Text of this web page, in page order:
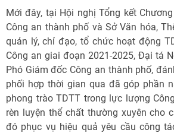
Mới đây, tại Hội nghị Tổng kết
Công an thành phố và Sở Văn hóa,
quản lý, chỉ đạo, tổ chức hoạt động
Công an giai đoạn 2021-2025, Đại tá
Phó Giám đốc Công an thành phố,
phối hợp thời gian qua đã góp phần
phong trào TDTT trong lực lượng
rèn luyện thể chất thường xuyên cho
đó phục vụ hiệu quả yêu cầu công